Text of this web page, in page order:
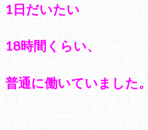
1日だいたい
18時間くらい、
普通に働いていました。